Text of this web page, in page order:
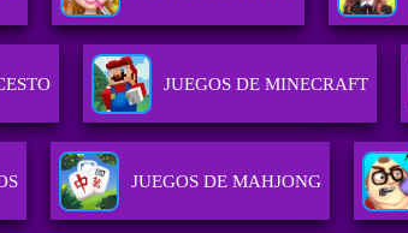
JUEGOS DE MINECRAFT
JUEGOS DE MAHJONG